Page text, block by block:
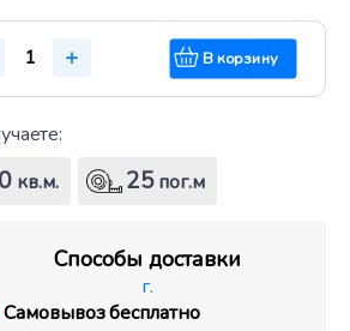
В корзину
кв.м. 25пог.м
Способы доставки
г.
Самовывоз бесплатно